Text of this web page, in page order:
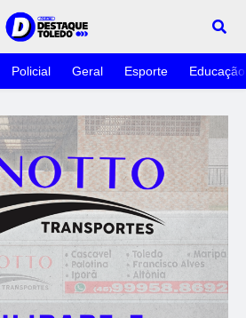
Policial Geral Esporte Educação